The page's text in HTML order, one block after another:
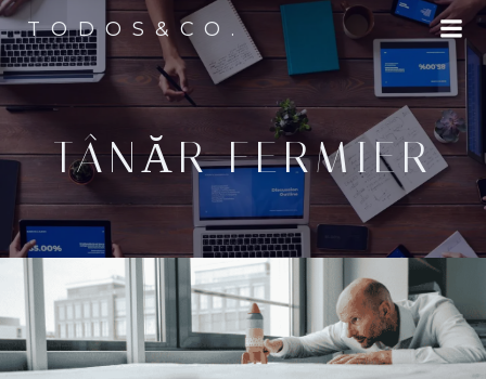
TODOS&CO.
TÂNĂR FERMIER